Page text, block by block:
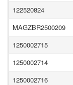
122520824
MAGZBR2500209
1250002715
1250002714
1250002716